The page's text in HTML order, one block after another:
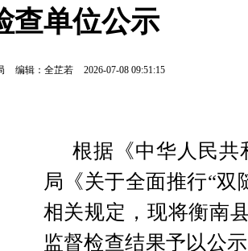
查单位公示
编辑：全芷若 2026-07-08 09:51:15
根据《中华人民共
局《关于全面推行“双
相关规定，现将衡南
监督检查结果予以公